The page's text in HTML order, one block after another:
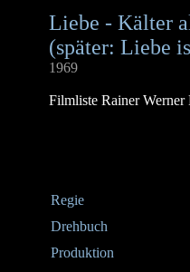
Liebe - Kälter
(später: Liebe
1969
Filmliste Rainer Werner
Regie
Drehbuch
Produktion